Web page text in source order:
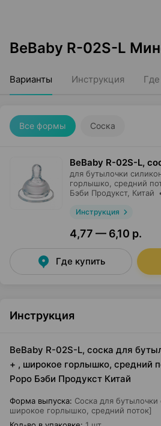
BeBaby R-02S-L
Варианты Инструкция
Все формы Соска
BeBaby R-02S-L,
для бутылочки
горлышко, средний
Бэби Продукст, Китай
Инструкция
4,77 — 6,10 р.
Где купить
Инструкция
BeBaby R-02S-L, соска для
+ , широкое горлышко, средний
Роро Бэби Продукст Китай
Форма выпуска: Соска для бутылочки
широкое горлышко, средний поток]